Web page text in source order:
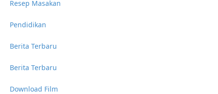
Resep Masakan
Pendidikan
Berita Terbaru
Berita Terbaru
Download Film